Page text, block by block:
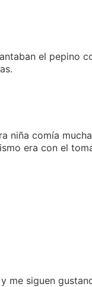
el pepino
niña comía
era con el
me siguen